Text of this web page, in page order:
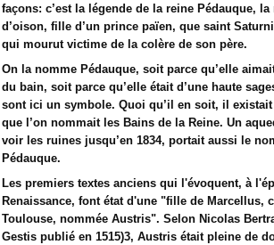
façons: c’est la légende de la reine Pédauque,
d’oison, fille d’un prince païen, que saint
qui mourut victime de la colère de son père.
On la nomme Pédauque, soit parce qu’elle
du bain, soit parce qu’elle était d’une haute
sont ici un symbole. Quoi qu’il en soit, il
que l’on nommait les Bains de la Reine. Un
voir les ruines jusqu’en 1834, portait aussi le
Pédauque.
Les premiers textes anciens qui l'évoquent, à
Renaissance, font état d'une "fille de Marcellus,
Toulouse, nommée Austris". Selon Nicolas
Gestis publié en 1515)3, Austris était pleine de